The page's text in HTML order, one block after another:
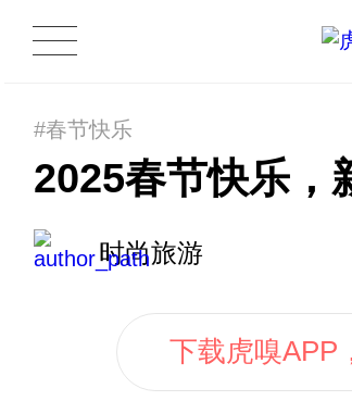
#春节快乐
2025春节快乐，
时尚旅游
下载虎嗅APP